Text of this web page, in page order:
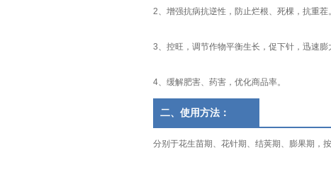
2、增强抗病抗逆性，防止烂根、死棵，抗重茬。
3、控旺，调节作物平衡生长，促下针，迅速膨
4、缓解肥害、药害，优化商品率。
二、使用方法：
分别于花生苗期、花针期、结荚期、膨果期，